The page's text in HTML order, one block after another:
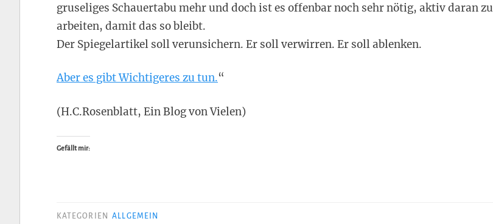
gruseliges Schauertabu mehr und doch ist es offenbar noch sehr nötig, aktiv daran zu
arbeiten, damit das so bleibt.
Der Spiegelartikel soll verunsichern. Er soll verwirren. Er soll ablenken.
Aber es gibt Wichtigeres zu tun.“
(H.C.Rosenblatt, Ein Blog von Vielen)
Gefällt mir:
KATEGORIEN ALLGEMEIN